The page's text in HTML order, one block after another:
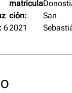
6
matricula
ción:
2021
San